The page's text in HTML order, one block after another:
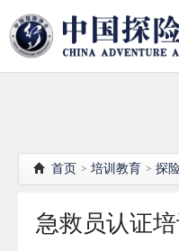
产业研究
行者证书申报
首页 > 培训教育 > 探
急救员认证培